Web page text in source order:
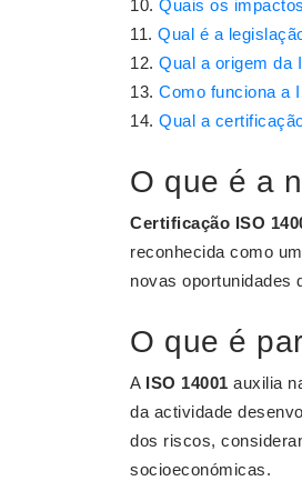
Quais os
Qual é a
Qual a origem da
Como funciona a
Qual a
O que é a
Certificação ISO
reconhecida como
novas oportunidades
O que é
A ISO 14001 auxilia
da actividade
dos riscos,
socioeconómicas.